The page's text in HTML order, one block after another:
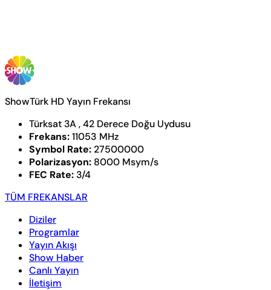
ShowTürk HD Yayın Frekansı
Türksat 3A , 42 Derece Doğu Uydusu
Frekans:11053 MHz
Symbol Rate: 27500000
Polarizasyon: 8000 Msym/s
FEC Rate: 3/4
TÜM FREKANSLAR
Diziler
Programlar
Yayın Akışı
Show Haber
Canlı Yayın
İletişim